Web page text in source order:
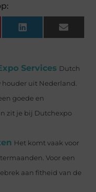
LinkedIn Email
Services Dutch
houder uit Nederland.
goede en
zit je bij Dutchexpo
Het komt vaak voor
Voor een
aan fitheid van de